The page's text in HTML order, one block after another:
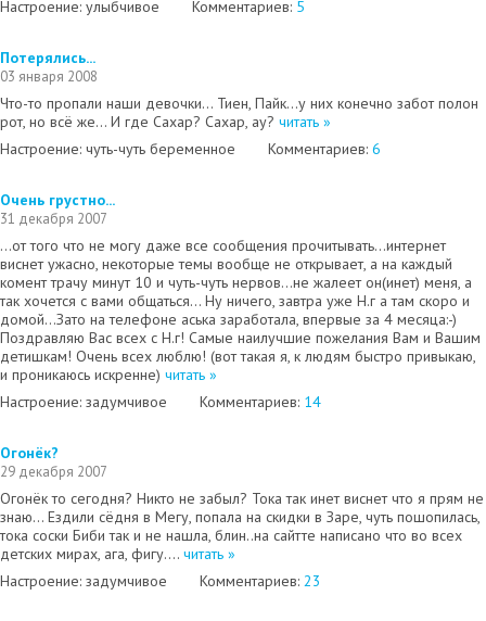
Настроение: улыбчивое
Комментариев: 5
Потерялись...
03 января 2008
Что-то пропали наши девочки... Тиен, Пайк...у них конечно забот полон
рот, но всё же... И где Сахар? Сахар, ау? читать »
Настроение: чуть-чуть беременное
Комментариев: 6
Очень грустно...
31 декабря 2007
...от того что не могу даже все сообщения прочитывать...интернет
виснет ужасно, некоторые темы вообще не открывает, а на каждый
комент трачу минут 10 и чуть-чуть нервов...не жалеет он(инет) меня, а
так хочется с вами общаться... Ну ничего, завтра уже Н.г а там скоро и
домой...Зато на телефоне аська заработала, впервые за 4 месяца:-)
Поздравляю Вас всех с Н.г! Самые наилучшие пожелания Вам и Вашим
детишкам! Очень всех люблю! (вот такая я, к людям быстро привыкаю,
и проникаюсь искренне) читать »
Настроение: задумчивое
Комментариев: 14
Огонёк?
29 декабря 2007
Огонёк то сегодня? Никто не забыл? Тока так инет виснет что я прям не
знаю... Ездили сёдня в Мегу, попала на скидки в Заре, чуть пошопилась,
тока соски Биби так и не нашла, блин..на сайтте написано что во всех
детских мирах, ага, фигу.... читать »
Настроение: задумчивое
Комментариев: 23